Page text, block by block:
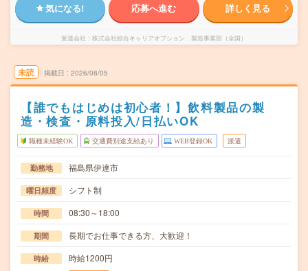
気になる! 応募へ進む 詳しく見る
派遣会社 株式会社綜合キャリアオプション 製造事業部（全国）
未読 掲載日 2026/08/05
【誰でもはじめは初心者！】飲料製品の製
造・検査・原料投入/日払いOK
職種未経験OK 交通費別途支給あり WEB登録OK 派遣
勤務地 福島県伊達市
曜日頻度 シフト制
時間 08:30～18:00
期間 長期でお仕事できる方、大歓迎！
時給 時給1200円